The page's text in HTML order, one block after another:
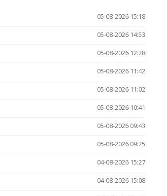
05-08-2026 15:18
05-08-2026 14:53
05-08-2026 12:28
05-08-2026 11:42
05-08-2026 11:02
05-08-2026 10:41
05-08-2026 09:43
05-08-2026 09:25
04-08-2026 15:27
04-08-2026 15:08